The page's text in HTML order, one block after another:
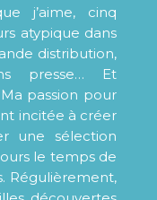
j’aime, cinq
atypique dans
distribution,
presse… Et
passion pour
incitée à créer
une sélection
le temps de
Régulièrement,